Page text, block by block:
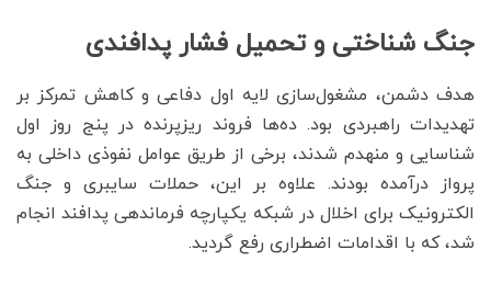
جنگ شناختی و تحمیل فشار پدافندی
هدف دشمن، مشغول‌سازی لایه اول دفاعی و کاهش تمرکز بر
تهدیدات راهبردی بود. ده‌ها فروند ریزپرنده در پنج روز اول
شناسایی و منهدم شدند، برخی از طریق عوامل نفوذی داخلی به
پرواز درآمده بودند. علاوه بر این، حملات سایبری و جنگ
الکترونیک برای اخلال در شبکه یکپارچه فرماندهی پدافند انجام
شد، که با اقدامات اضطراری رفع گردید.